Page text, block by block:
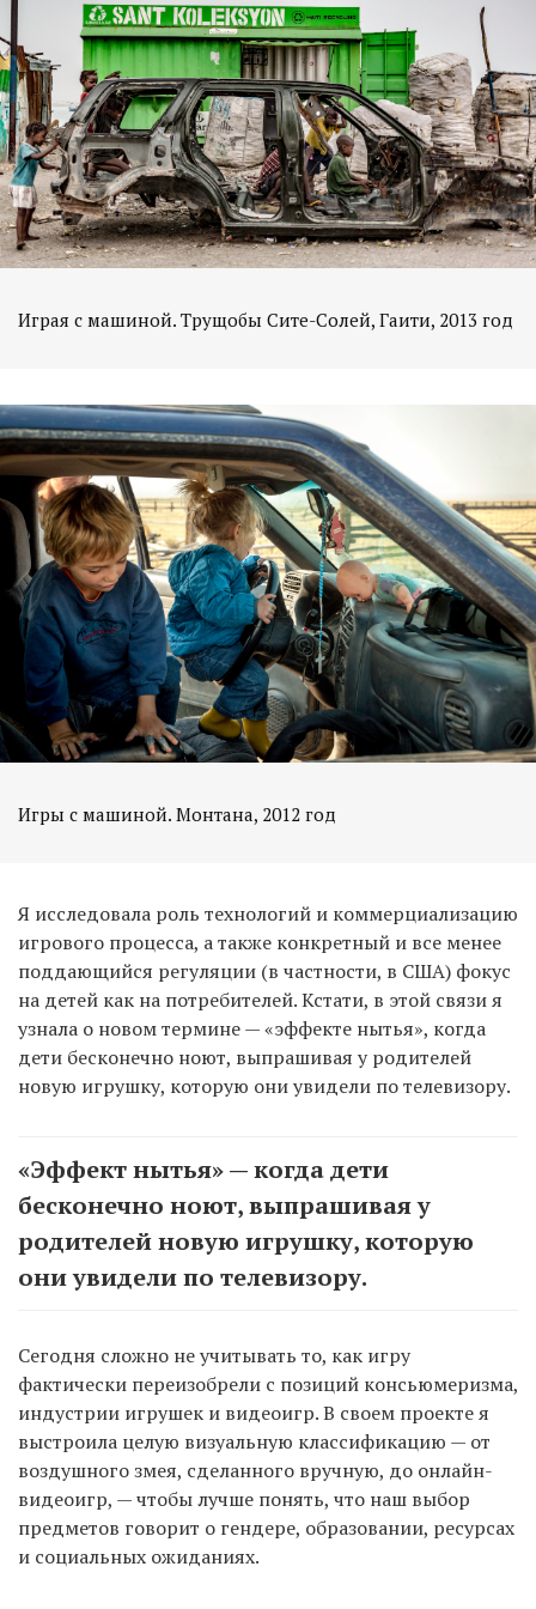
Играя с машиной. Трущобы Сите-Солей, Гаити, 2013 год
Игры с машиной. Монтана, 2012 год
Я исследовала роль технологий и коммерциализацию
игрового процесса, а также конкретный и все менее
поддающийся регуляции (в частности, в США) фокус
на детей как на потребителей. Кстати, в этой связи я
узнала о новом термине — «эффекте нытья», когда
дети бесконечно ноют, выпрашивая у родителей
новую игрушку, которую они увидели по телевизору.
«Эффект нытья» — когда дети
бесконечно ноют, выпрашивая у
родителей новую игрушку, которую
они увидели по телевизору.
Сегодня сложно не учитывать то, как игру
фактически переизобрели с позиций консьюмеризма,
индустрии игрушек и видеоигр. В своем проекте я
выстроила целую визуальную классификацию — от
воздушного змея, сделанного вручную, до онлайн-
видеоигр, — чтобы лучше понять, что наш выбор
предметов говорит о гендере, образовании, ресурсах
и социальных ожиданиях.